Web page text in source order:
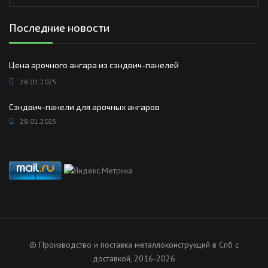
Последние новости
Цена арочного ангара из сэндвич-панелей
28.01.2025
Сэндвич-панели для арочных ангаров
28.01.2025
© Производство и поставка металлоконструкций в Спб с
доставкой, 2016-2026